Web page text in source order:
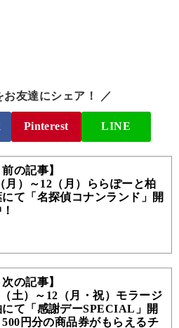
お友達にシェア！ ／
Pinterest LINE
の記事】
月）～12（月）ららぽーと柏
て「名探偵コナンランド」開
の記事】
土）～12（月・祝）モラージ
にて「感謝デーSPECIAL」開
円分の商品券がもらえるチ